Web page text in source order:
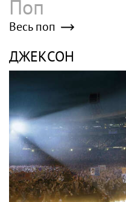
Поп
Весь поп
ДЖЕКСОН